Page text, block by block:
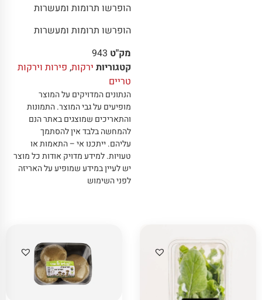
הופרשו תרומות ומעשרות
הופרשו תרומות ומעשרות
מק"ט 943
קטגוריות ירקות, פירות וירקות
טריים
הנתונים המדויקים על המוצר
מופיעים על גבי המוצר.התמונות
והתאריכים שמוצגים באתר הנם
להמחשה בלבד אין להסתמך
עליהם.ייתכנו אי – התאמות או
טעויות.למידע מדויק אודות כל מוצר
יש לעיין במידע שמופיע על האריזה
לפני השימוש